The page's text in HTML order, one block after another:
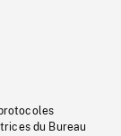
du Bureau